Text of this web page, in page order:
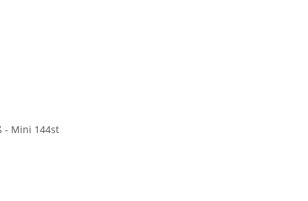
- Mini 144st